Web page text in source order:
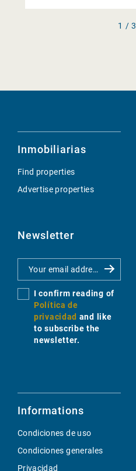
1 / 3
Inmobiliarias
Find properties
Advertise properties
Newsletter
I confirm reading of
Política de
privacidad and like
to subscribe the
newsletter.
Informations
Condiciones de uso
Condiciones generales
Privacidad